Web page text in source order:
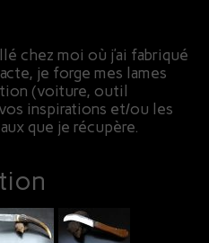
chez moi où j’ai fabriqué
je forge mes lames
(voiture, outil
inspirations et/ou les
que je récupère.